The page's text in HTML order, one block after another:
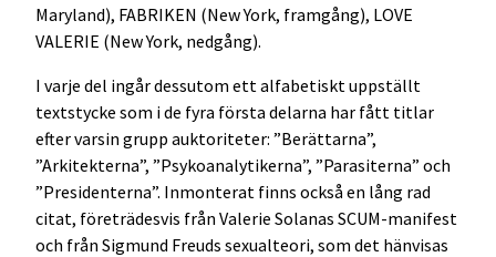
Maryland), FABRIKEN (New York, framgång), LOVE
VALERIE (New York, nedgång).
I varje del ingår dessutom ett alfabetiskt uppställt
textstycke som i de fyra första delarna har fått titlar
efter varsin grupp auktoriteter: ”Berättarna”,
”Arkitekterna”, ”Psykoanalytikerna”, ”Parasiterna” och
”Presidenterna”. Inmonterat finns också en lång rad
citat, företrädesvis från Valerie Solanas SCUM-manifest
och från Sigmund Freuds sexualteori, som det hänvisas